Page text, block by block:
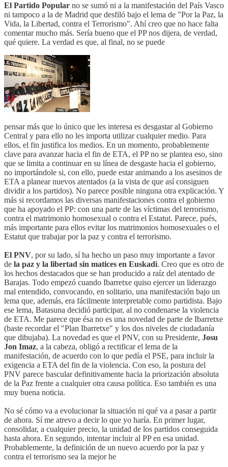
El Partido Popular no se sumó ni a la manifestación del País Vasco
ni tampoco a la de Madrid que desfiló bajo el lema de "Por la Paz, la
Vida, la Libertad, contra el Terrorismo". Ahí creo que no hace falta
comentar mucho más. Sería bueno que el PP nos dijera, de verdad,
qué quiere. La verdad es que, al final, no se puede
pensar más que lo único que les interesa es desgastar al Gobierno
Central y para ello no les importa utilizar cualquier medio. Para
ellos, el fin justifica los medios. En un momento, probablemente
clave para avanzar hacia el fin de ETA, el PP no se plantea eso, sino
que se limita a continuar en su línea de desgaste hacia el gobierno,
no importándole si, con ello, puede estar animando a los asesinos de
ETA a planear nuevos atentados (a la vista de que así consiguen
dividir a los partidos). No parece posible ninguna otra explicación. Y
más si recordamos las diversas manifestaciones contra el gobierno
que ha apoyado el PP: con una parte de las víctimas del terrorismo,
contra el matrimonio homosexual o contra el Estatut. Parece, pués,
más importante para ellos evitar los matrimonios homosexuales o el
Estatut que trabajar por la paz y contra el terrorismo.
El PNV, por su lado, sí ha hecho un paso muy importante a favor
de la paz y la libertad sin matices en Euskadi. Creo que es otro de
los hechos destacados que se han producido a raíz del atentado de
Barajas. Todo empezó cuando Ibarretxe quiso ejercer un liderazgo
mal entendido, convocando, en solitario, una manifestación bajo un
lema que, además, era fácilmente interpretable como partidista. Bajo
ese lema, Batasuna decidió participar, al no condenarse la violencia
de ETA. Me parece que ésa no es una novedad de parte de Ibarretxe
(baste recordar el "Plan Ibarretxe" y los dos niveles de ciudadanía
que dibujaba). La novedad es que el PNV, con su Presidente, Josu
Jon Imaz, a la cabeza, obligó a rectificar el lema de la
manifestación, de acuerdo con lo que pedía el PSE, para incluir la
exigencia a ETA del fin de la violencia. Con eso, la postura del
PNV parece bascular definitivamente hacia la priorización absoluta
de la Paz frente a cualquier otra causa política. Eso también es una
muy buena noticia.
No sé cómo va a evolucionar la situación ni qué va a pasar a partir
de ahora. Sí me atrevo a decir lo que yo haría. En primer lugar,
consolidar, a cualquier precio, la unidad de los partidos conseguida
hasta ahora. En segundo, intentar incluir al PP en esa unidad.
Probablemente, la definición de un nuevo acuerdo por la paz y
contra el terrorismo sea la mejor he